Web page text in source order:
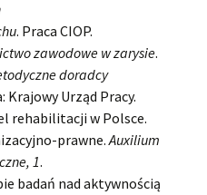
. Praca CIOP.
zawodowe w zarysie.
doradcy
Krajowy Urząd Pracy.
rehabilitacji w Polsce.
prawne.Auxilium
1.
badań nad aktywnością